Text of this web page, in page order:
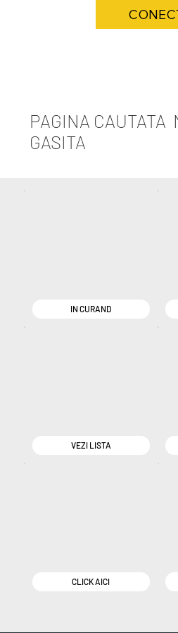
PAGINA CAUTATA
GASITA
IN CURAND
VEZI LISTA
CLICK AICI